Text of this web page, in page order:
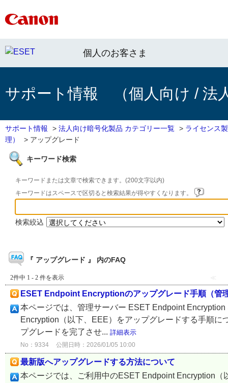
個人のお客さま
サポート情報 （個人向け / 法
サポート情報 > 法人向け暗号化製品 カテゴリー一覧 > ライセンス
理）
> アップグレード
キーワード検索
キーワードまたは文章で検索できます。(200文字以内)
キーワードはスペースで区切ると検索結果が得やすくなります。
検索絞込
『 アップグレード 』 内のFAQ
2件中 1 - 2 件を表示 ≪
ESET Endpoint Encryptionのアップグレード手順（管
本ページでは、管理サーバー ESET Endpoint
Encryption（以下、EEE）をアップグレードする手順
プグレードを完了させ... 詳細表示
No：9334 公開日時：2026/01/05 10:00
最新版へアップグレードする方法について
本ページでは、ご利用中のESET Endpoint Encryption